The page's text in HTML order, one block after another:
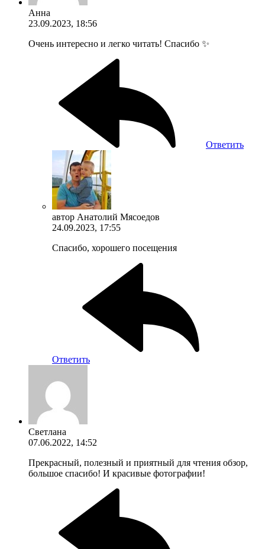
Анна
23.09.2023, 18:56
Очень интересно и легко читать! Спасибо ✨️
Ответить
автор Анатолий Мясоедов
24.09.2023, 17:55
Спасибо, хорошего посещения
Ответить
Светлана
07.06.2022, 14:52
Прекрасный, полезный и приятный для чтения обзор,
большое спасибо! И красивые фотографии!